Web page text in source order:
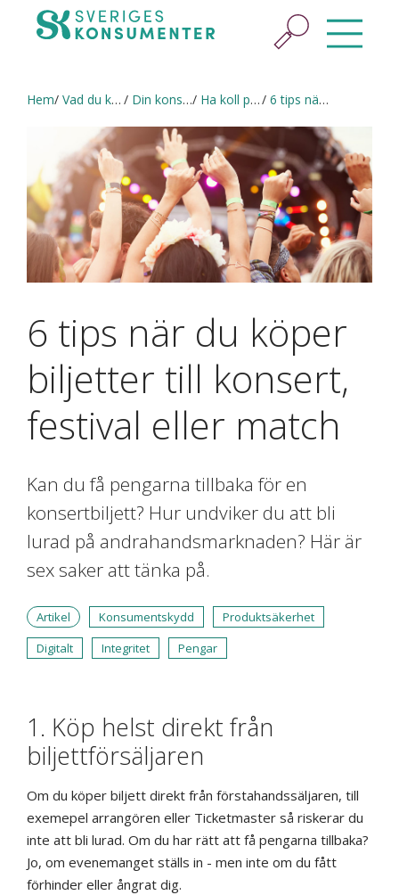
Hem Vad du kan göra Din konsumenträtt Ha koll på din konsumenträtt 6 tips när du köper biljetter till konsert, festival eller match
6 tips när du köper
biljetter till konsert,
festival eller match
Kan du få pengarna tillbaka för en
konsertbiljett? Hur undviker du att bli
lurad på andrahandsmarknaden? Här är
sex saker att tänka på.
Artikel Konsumentskydd
Produktsäkerhet
Digitalt
Integritet Pengar
1. Köp helst direkt från
biljettförsäljaren
Om du köper biljett direkt från förstahandssäljaren, till
exemepel arrangören eller Ticketmaster så riskerar du
inte att bli lurad. Om du har rätt att få pengarna tillbaka?
Jo, om evenemanget ställs in - men inte om du fått
förhinder eller ångrat dig.